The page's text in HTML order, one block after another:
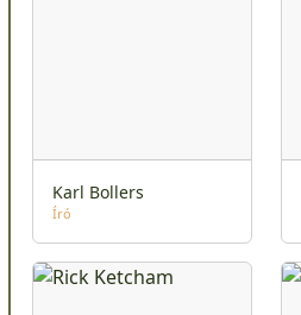
Karl Bollers
Író